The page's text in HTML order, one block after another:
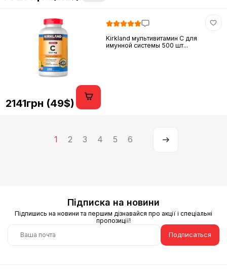
Kirkland мультивитамин C для
имунной системы 500 шт...
2141грн (49$)
1 2 3 4 5 6
Підписка на новини
Підпишись на новини та першим дізнавайся про акції і спеціальні
пропозиції!
Подписаться